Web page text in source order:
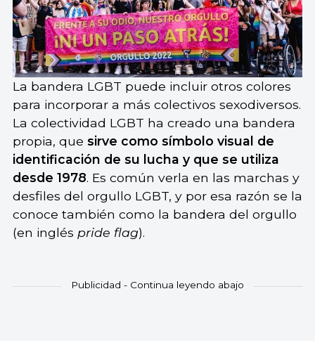
La bandera LGBT puede incluir otros colores
para incorporar a más colectivos sexodiversos.
La colectividad LGBT ha creado una bandera
propia, que sirve como símbolo visual de
identificación de su lucha y que se utiliza
desde 1978. Es común verla en las marchas y
desfiles del orgullo LGBT, y por esa razón se la
conoce también como la bandera del orgullo
(en inglés pride flag).